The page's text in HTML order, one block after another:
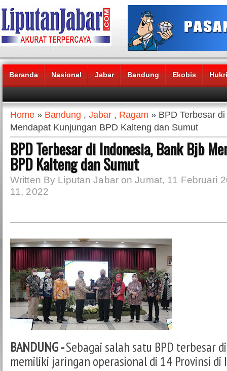
Beranda Nasional Jabar Bandung Ekobis
Headlines News :
Home » Bandung , Jabar , Ragam » BPD Terbesar
Mendapat Kunjungan BPD Kalteng dan Sumut
BPD Terbesar di Indonesia, Bank Bjb
BPD Kalteng dan Sumut
Written By Liputan Jabar on Jumat, 11 Februari
11, 2022
BANDUNG -Sebagai salah satu BPD terbesar
memiliki jaringan operasional di 14 Provinsi di